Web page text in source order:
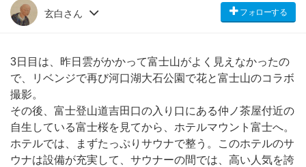
玄白さん フォローする
3日目は、昨日雲がかかって富士山がよく見えなかったの
で、リベンジで再び河口湖大石公園で花と富士山のコラボ
撮影。
その後、富士登山道吉田口の入り口にある仲ノ茶屋付近の
自生している富士桜を見てから、ホテルマウント富士へ。
ホテルでは、まずたっぷりサウナで整う。このホテルのサ
ウナは設備が充実して、サウナーの間では、高い人気を誇